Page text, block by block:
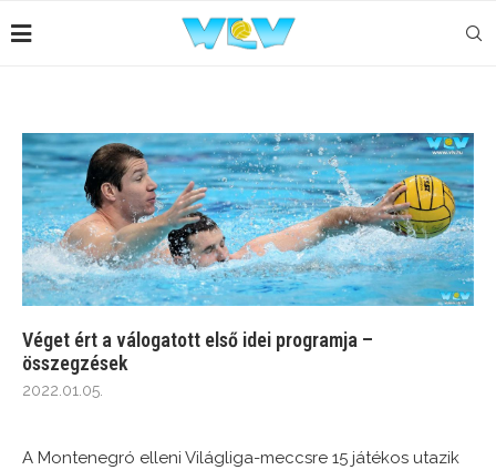
Véget ért a válogatott első idei programja –
összegzések
2022.01.05.
A Montenegró elleni Világliga-meccsre 15 játékos utazik